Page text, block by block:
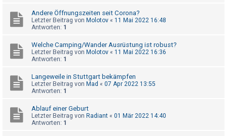
n
A
k
e
T
Andere Öffnungszeiten seit Corona?
Letzter Beitrag von Molotov « 11 Mai 2022 16:48
Antworten: 1
Welche Camping/Wander Ausrüstung ist robust?
Letzter Beitrag von Molotov « 11 Mai 2022 16:36
Antworten: 1
Langeweile in Stuttgart bekämpfen
Letzter Beitrag von Mad « 07 Apr 2022 13:55
Antworten: 1
Ablauf einer Geburt
Letzter Beitrag von Radiant « 01 Mär 2022 14:40
Antworten: 1